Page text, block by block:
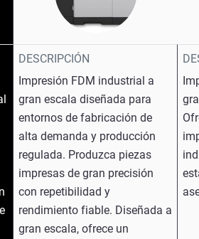
DESCRIPCIÓN
Impresión FDM industrial a
gran escala diseñada para
entornos de fabricación de
alta demanda y producción
regulada. Produzca piezas
impresas de gran precisión
con repetibilidad y
rendimiento fiable. Diseñada a
gran escala, ofrece un